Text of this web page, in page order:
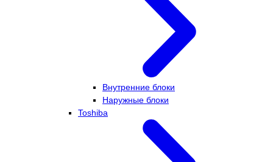
Внутренние блоки
Наружные блоки
Toshiba